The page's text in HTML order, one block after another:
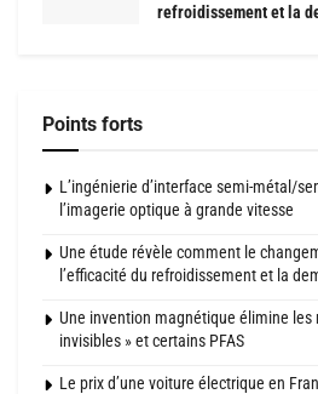
refroidissement et la
Points forts
L’ingénierie d’interface semi-métal/
l’imagerie optique à grande vitesse
Une étude révèle comment le
l’efficacité du refroidissement et la
Une invention magnétique élimine les
invisibles » et certains PFAS
Le prix d’une voiture électrique en